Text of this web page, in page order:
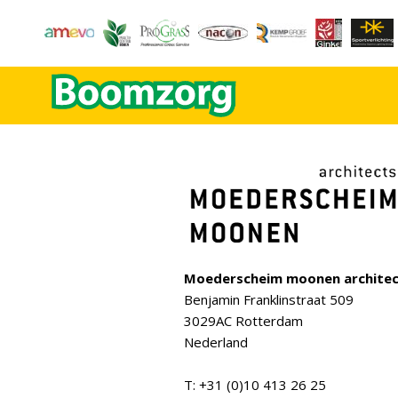
Moederscheim moonen
Benjamin Franklinstraat 509
3029AC Rotterdam
Nederland
T: +31 (0)10 413 26 25